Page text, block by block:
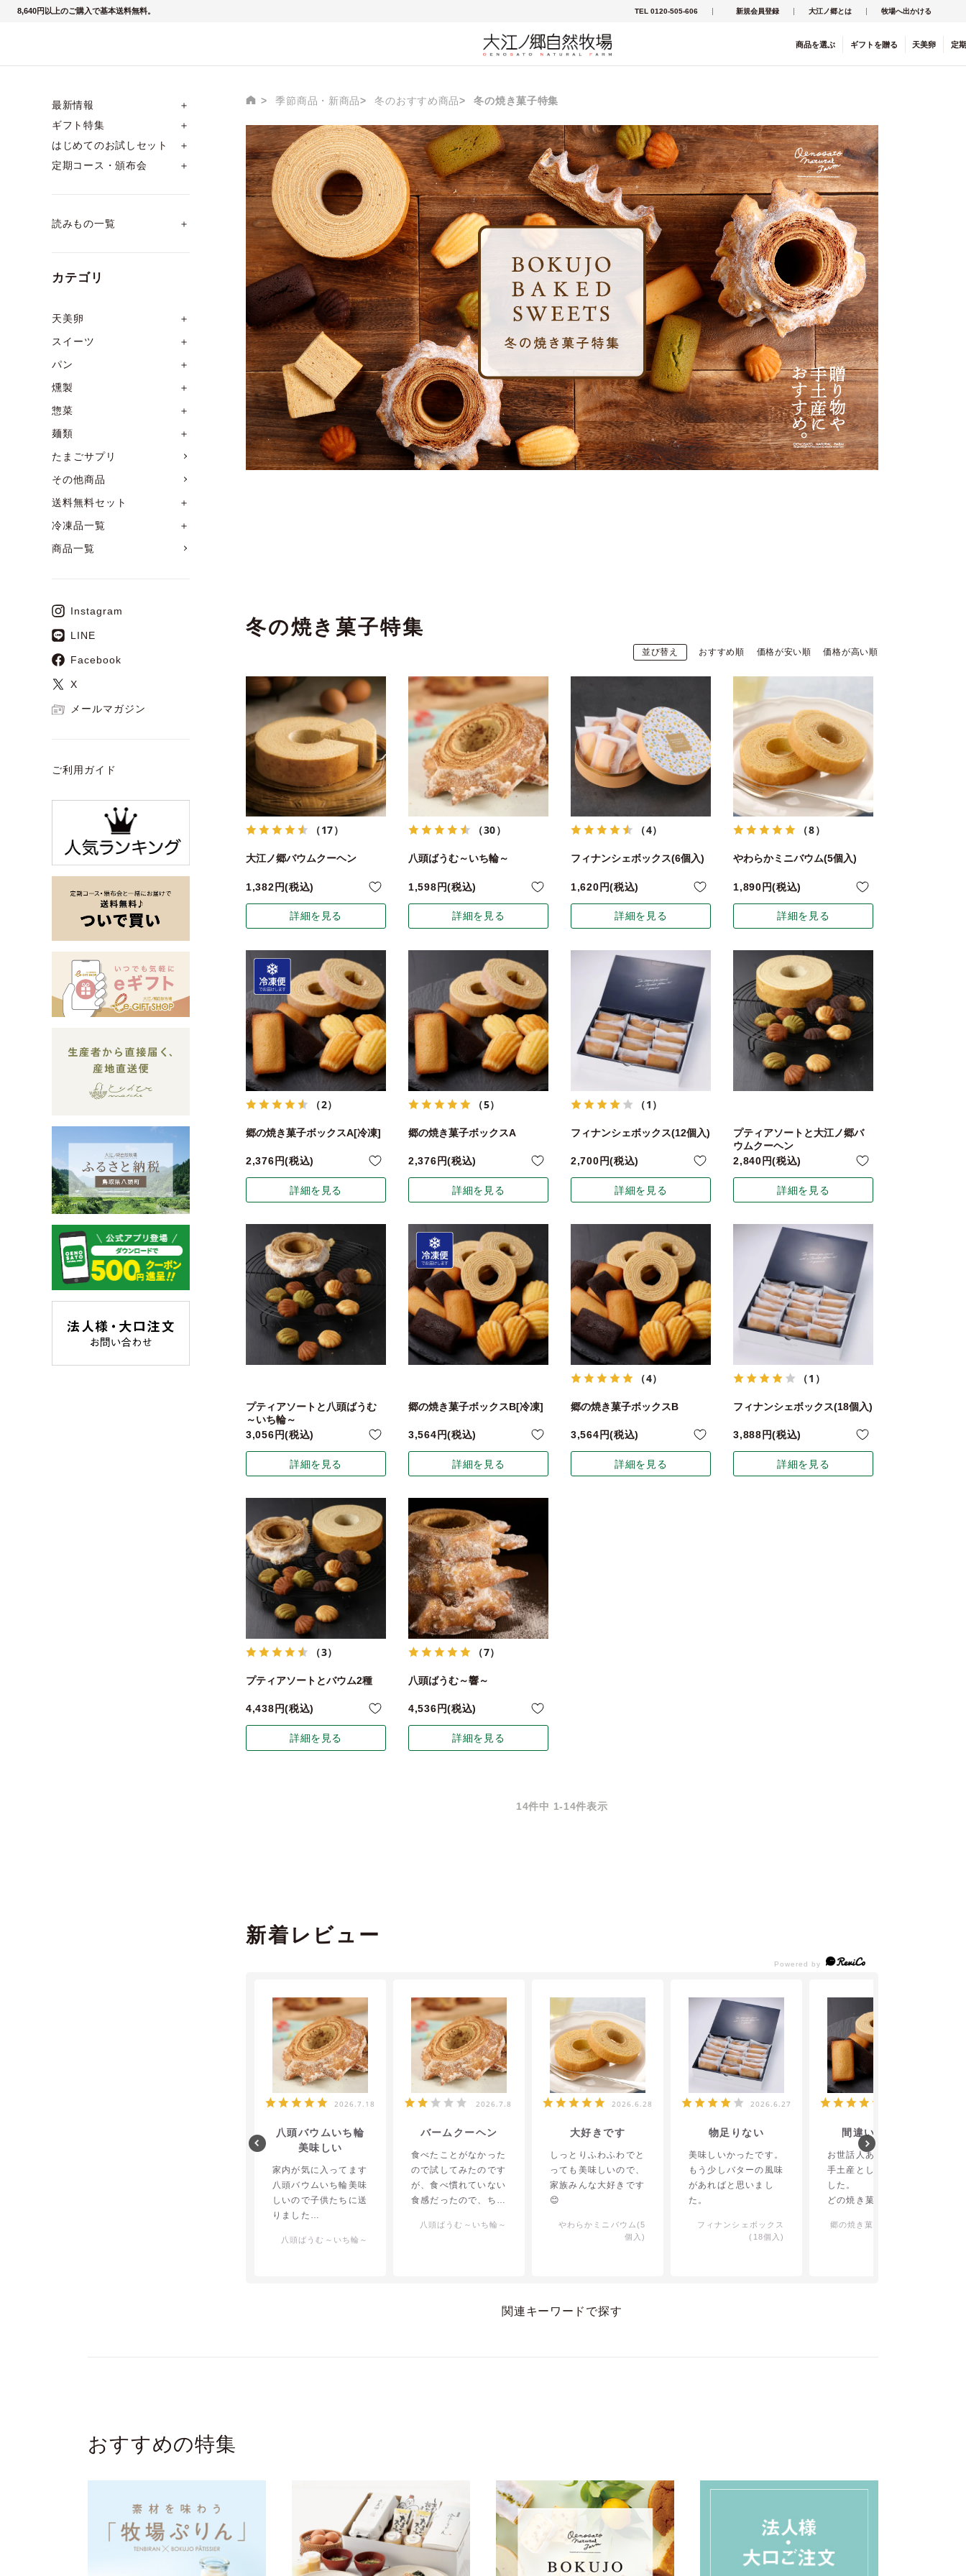
8,640円以上のご購入で基本送料無料。 TEL 0120-505-606 新規会員登録 大江ノ郷とは 牧場へ出かける
商品を選ぶ ギフト を贈る 天美卵 定
最新情報
＋
ギフト特集
＋
はじめてのお試しセット
＋
定期コース・頒布会
＋
読みもの一覧 ＋
カテゴリ
天美卵
＋
スイーツ
＋
パン
＋
燻製
＋
惣菜
＋
麺類
＋
たまごサプリ
その他商品
送料無料セット
＋
冷凍品一覧
＋
商品一覧
Instagram
LINE
Facebook
X
メールマガジン
ご利用ガイド
季節商品・新商品 冬のおすすめ商品 冬の焼き菓子特集
冬の焼き菓子特集
冬の焼き菓子特集
並び替え おすすめ順 価格が安い順 価格が高い順
（17）
大江ノ郷バウムクーヘン
1,382 税込
詳細を見る
（30）
八頭ばうむ～いち輪～
1,598 税込
詳細を見る
（4）
フィナンシェボックス(6個入)
1,620 税込
詳細を見る
（8）
やわらかミニバウム(5個入)
1,890 税込
詳細を見る
（2）
郷の焼き菓子ボックスA[冷凍]
2,376 税込
詳細を見る
（5）
郷の焼き菓子ボックスA
2,376 税込
詳細を見る
（1）
フィナンシェボックス(12個入)
2,700 税込
詳細を見る
プティアソートと大江ノ郷バ
ウムクーヘン
2,840
税込
詳細を見る
プティアソートと八頭ばうむ
～いち輪～
3,056
税込
詳細を見る
郷の焼き菓子ボックスB[冷凍]
3,564 税込
詳細を見る
（4）
郷の焼き菓子ボックスB
3,564 税込
詳細を見る
（1）
フィナンシェボックス(18個入)
3,888 税込
詳細を見る
（3）
プティアソートとバウム2種
4,438 税込
詳細を見る
（7）
八頭ばうむ～響～
4,536 税込
詳細を見る
14件中 1-14件表示
新着レビュー
2026.7.18
八頭バウムいち輪
美味しい
家内が気に入ってます
八頭バウムいち輪美味
しいので子供たちに送
りました
いかな
八頭ばうむ～いち輪～
2026.7.8
バームクーヘン
食べたことがなかった
ので試してみたのです
が、食べ慣れていない
食感だったので、ちょ
八頭ばうむ～いち輪～
2026.6.28
大好きです
しっとりふわふわでと
っても美味しいので、
家族みんな大好きです
😊
やわらかミニバウム(5
個入)
2026.6.27
物足りない
美味しいかったです。
もう少しバターの風味
があればと思いまし
た。
フィナンシェボックス
(18個入)
間違いなし！
お世話人あった方への
手土産として購入しま
した。
どの焼き菓子も美味し
喜ばれました。
郷の焼き菓子ボックスA
関連キーワードで探す
おすすめの特集